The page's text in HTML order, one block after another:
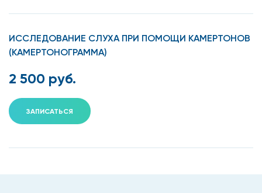
ИССЛЕДОВАНИЕ СЛУХА ПРИ ПОМОЩИ КАМЕРТОНОВ
(КАМЕРТОНОГРАММА)
2 500 руб.
ЗАПИСАТЬСЯ